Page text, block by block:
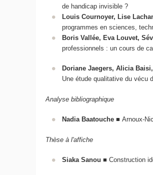
de handicap invisible ?
Louis Cournoyer, Lise
programmes en sciences,
Boris Vallée, Eva Louvet,
professionnels : un cours de
Doriane Jaegers, Alicia
Une étude qualitative du vécu
Analyse bibliographique
Nadia Baatouche ■ Arnoux-
Thèse à l'affiche
Siaka Sanou ■ Construction